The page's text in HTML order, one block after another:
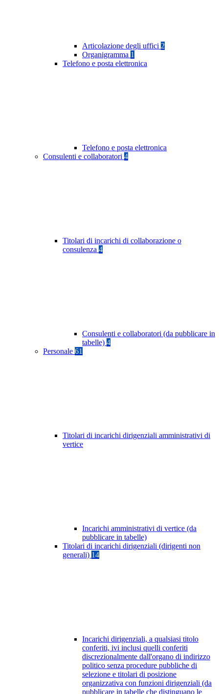
Articolazione degli uffici 2
Organigramma 1
Telefono e posta elettronica
Telefono e posta elettronica
Consulenti e collaboratori 4
Titolari di incarichi di collaborazione o
consulenza 4
Consulenti e collaboratori (da pubblicare in
tabelle) 4
Personale 61
Titolari di incarichi dirigenziali amministrativi di
vertice
Incarichi amministrativi di vertice (da
pubblicare in tabelle)
Titolari di incarichi dirigenziali (dirigenti non
generali) 14
Incarichi dirigenziali, a qualsiasi titolo
conferiti, ivi inclusi quelli conferiti
discrezionalmente dall'organo di indirizzo
politico senza procedure pubbliche di
selezione e titolari di posizione
organizzativa con funzioni dirigenziali (da
pubblicare in tabelle che distinguano le